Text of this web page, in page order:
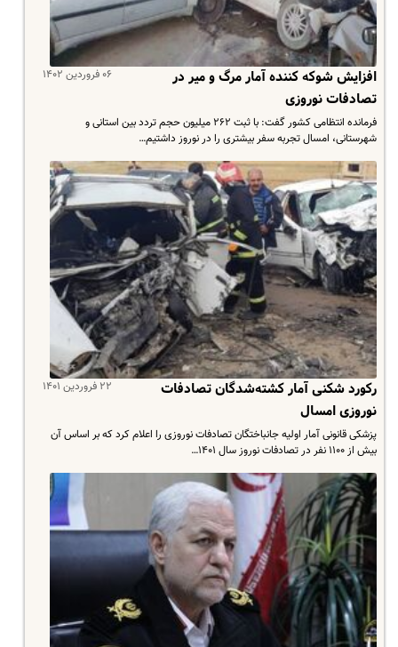
۰۶ فروردین ۱۴۰۲
افزایش شوکه کننده آمار مرگ و میر در
تصادفات نوروزی
فرمانده انتظامی کشور گفت: با ثبت ۲۶۲ میلیون حجم تردد بین استانی و
شهرستانی، امسال تجربه سفر بیشتری را در نوروز داشتیم…
۲۲ فروردین ۱۴۰۱
رکورد شکنی آمار کشته‌شدگان تصادفات
نوروزی امسال
پزشکی قانونی آمار اولیه جانباختگان تصادفات نوروزی را اعلام کرد که بر اساس آن
بیش از ۱۱۰۰ نفر در تصادفات نوروز سال ۱۴۰۱…